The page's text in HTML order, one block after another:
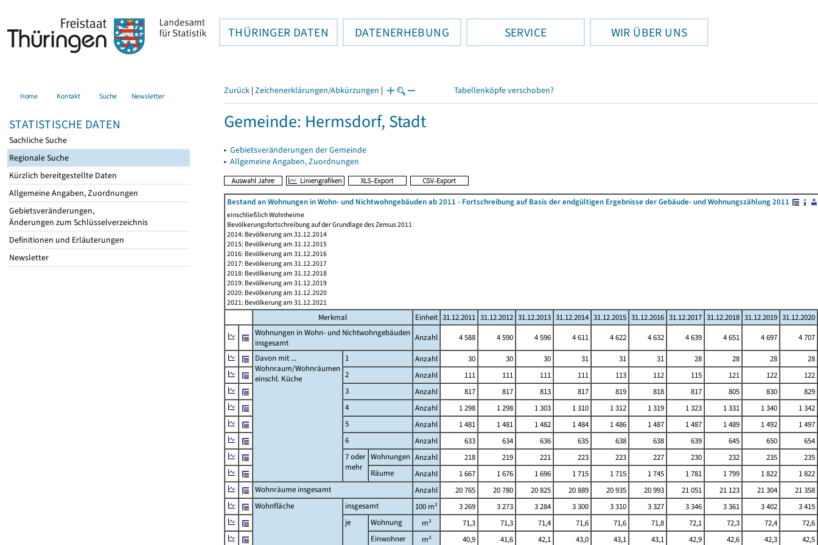
THÜRINGER DATEN DATENERHEBUNG SERVICE WIR ÜBER UNS
Home Kontakt Suche Newsletter
STATISTISCHE DATEN
Sachliche Suche
Regionale Suche
Kürzlich bereitgestellte Daten
Allgemeine Angaben, Zuordnungen
Gebietsveränderungen,
Änderungen zum Schlüsselverzeichnis
Definitionen und Erläuterungen
Newsletter
Zurück | Zeichenerklärungen/Abkürzungen | Tabellenköpfe verschoben?
Gemeinde: Hermsdorf, Stadt
▸ Gebietsveränderungen der Gemeinde
▸ Allgemeine Angaben, Zuordnungen
Bestand an Wohnungen in Wohn- und Nichtwohngebäuden ab 2011 - Fortschreibung auf Basis der endgültigen Ergebnisse der Gebäude- und Wohnungszählung 2011
einschließlich Wohnheime
Bevölkerungsfortschreibung auf der Grundlage des Zensus 2011
2014: Bevölkerung am 31.12.2014
2015: Bevölkerung am 31.12.2015
2016: Bevölkerung am 31.12.2016
2017: Bevölkerung am 31.12.2017
2018: Bevölkerung am 31.12.2018
2019: Bevölkerung am 31.12.2019
2020: Bevölkerung am 31.12.2020
2021: Bevölkerung am 31.12.2021
Merkmal Einheit 31.12.2011 31.12.2012 31.12.2013 31.12.2014 31.12.2015 31.12.2016 31.12.2017 31.12.2018 31.12.2019 31.12.2020
Wohnungen in Wohn- und Nichtwohngebäuden
insgesamt
Anzahl 4 588 4 590 4 596 4 611 4 622 4 632 4 639 4 651 4 697
4 707
Davon mit ...
Wohnraum/Wohnräumen
einschl. Küche
1 Anzahl 30 30 30 31 31 31 28 28 28
28
2
Anzahl 111 111 111 111 113 112 115 121 122
122
3
Anzahl 817 817 813 817 819 818 817 805 830
829
4
Anzahl 1 298 1 298 1 303 1 310 1 312 1 319 1 323 1 331 1 340
1 342
5
Anzahl 1 481 1 481 1 482 1 484 1 486 1 487 1 487 1 489 1 492
1 497
6
Anzahl 633 634 636 635 638 638 639 645 650
654
7 oder
mehr
Wohnungen Anzahl 218 219 221 223 223 227 230 232 235
235
Räume
Anzahl 1 667 1 676 1 696 1 715 1 715 1 745 1 781 1 799 1 822
1 822
Wohnräume insgesamt
Anzahl 20 765 20 780 20 825 20 889 20 935 20 993 21 051 21 123 21 304
21 358
Wohnfläche
insgesamt 100 m² 3 269 3 273 3 284 3 300 3 310 3 327 3 346 3 361 3 402
3 415
je
Wohnung m² 71,3 71,3 71,4 71,6 71,6 71,8 72,1 72,3 72,4
72,6
Einwohner
m² 40,9 41,6 42,1 43,0 43,1 43,1 42,9 42,6 42,3 42,5